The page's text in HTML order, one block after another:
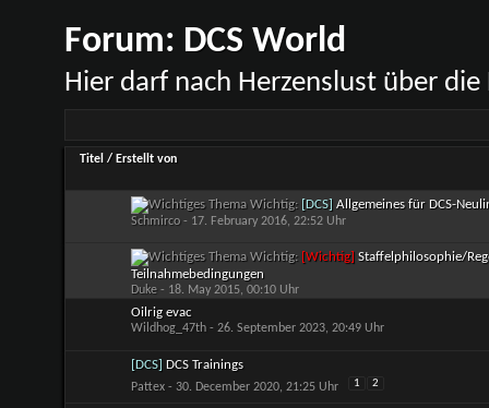
Forum: DCS World
Hier darf nach Herzenslust über
Titel / Erstellt von
Wichtig: [DCS] Allgemeines für DCS-
Schmirco- 17. February 2016, 22:52 Uhr
Wichtig: [Wichtig] Staffelphilosophie/
Teilnahmebedingungen
Duke- 18. May 2015, 00:10 Uhr
Oilrig evac
Wildhog_47th- 26. September 2023, 20:49 Uhr
[DCS] DCS Trainings
Pattex- 30. December 2020, 21:25 Uhr 1 2